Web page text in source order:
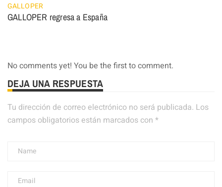
GALLOPER
GALLOPER regresa a España
No comments yet! You be the first to comment.
DEJA UNA RESPUESTA
Tu dirección de correo electrónico no será publicada. Los
campos obligatorios están marcados con *